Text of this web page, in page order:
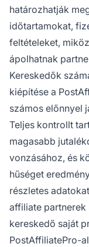
határozhatják
időtartamokat,
feltételeket,
ápolhatnak
Kereskedők
kiépítése a
számos előnnyel
Teljes kontrollt
magasabb
vonzásához, és
hűséget
részletes
affiliate partnerek
kereskedő saját
PostAffiliatePro-